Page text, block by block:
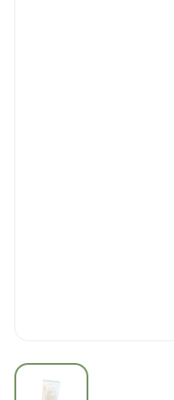
View larger